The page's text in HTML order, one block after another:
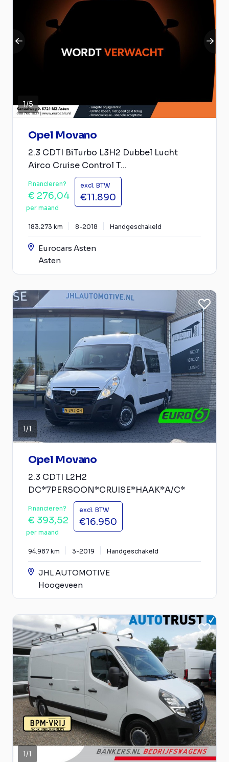
1/5
Opel Movano
2.3 CDTI BiTurbo L3H2 Dubbel Lucht
Airco Cruise Control T...
Financieren?
€ 276,04
per maand
excl. BTW
€11.890
183.273 km 8-2018 Handgeschakeld
Eurocars Asten
Asten
1/1
Opel Movano
2.3 CDTI L2H2
DC*7PERSOON*CRUISE*HAAK*A/C*
Financieren?
€ 393,52
per maand
excl. BTW
€16.950
94.987 km 3-2019 Handgeschakeld
JHL AUTOMOTIVE
Hoogeveen
1/1